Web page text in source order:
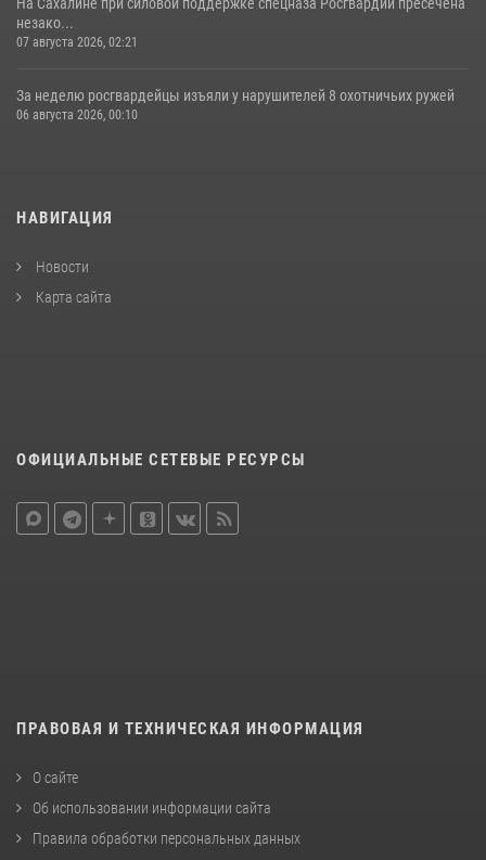
На Сахалине при силовой поддержке спецназа Росгвардии пресечена
незако...
07 августа 2026, 02:21
За неделю росгвардейцы изъяли у нарушителей 8 охотничьих ружей
06 августа 2026, 00:10
НАВИГАЦИЯ
Новости
Карта сайта
ОФИЦИАЛЬНЫЕ СЕТЕВЫЕ РЕСУРСЫ
ПРАВОВАЯ И ТЕХНИЧЕСКАЯ ИНФОРМАЦИЯ
О сайте
Об использовании информации сайта
Правила обработки персональных данных